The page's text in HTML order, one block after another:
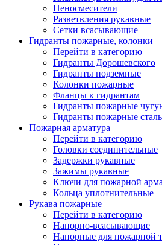
Пеносмесители
Разветвления рукавные
Сетки всасывающие
Гидранты пожарные, колонки
Перейти в категорию
Гидранты Дорошевского
Гидранты подземные
Колонки пожарные
Фланцы к гидрантам
Гидранты пожарные
Гидранты пожарные
Пожарная арматура
Перейти в категорию
Головки соединительные
Задержки рукавные
Зажимы рукавные
Ключи для пожарной
Кольца уплотнительные
Рукава пожарные
Перейти в категорию
Напорно-всасывающие
Напорные для пожарной